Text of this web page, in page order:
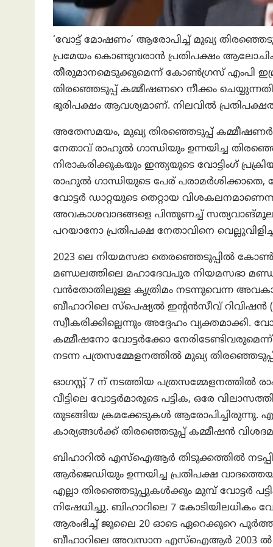
‘വോട്ട് മോഷണം’ ആരോപിച്ച് മുഖ്യ
പ്രമേയം കൊണ്ടുവരാൻ പ്രതിപക്ഷം
തീരുമാനമെടുക്കുമെന്ന് കോൺഗ്രസ് എംപി
തിരഞ്ഞെടുപ്പ് കമ്മീഷണറെ നീക്കം
ഭൂരിപക്ഷം ആവശ്യമാണ്. നിലവിൽ
അതേസമയം, മുഖ്യ തിരഞ്ഞെടുപ്പ്
നേതാവ് രാഹുൽ ഗാന്ധിയും ഉന്നയിച്ച
നിരാകരിക്കുകയും ഇന്ത്യയുടെ വോട്ടിംഗ്
രാഹുൽ ഗാന്ധിയുടെ പേര് പരാമർശിക്കാതെ,
വോട്ടർ ഡാറ്റയുടെ തെറ്റായ
അവകാശവാദങ്ങളെ പിന്തുണച്ച് സത്യവാങ്മൂലം
പറയാനോ പ്രതിപക്ഷ നേതാവിനെ
2023 ലെ നിയമസഭാ തെരഞ്ഞെടുപ്പിൽ
മണ്ഡലത്തിലെ മഹാദേവപുര നിയമസഭാ
വൻതോതിലുള്ള കൃത്രിമം നടന്നുവെന്ന
ബീഹാറിലെ സ്പെഷ്യൽ ഇന്റൻസീവ്
സ്വീകരിക്കില്ലെന്നും അദ്ദേഹം
കമ്മീഷനോ വോട്ടർക്കോ
നടന്ന പത്രസമ്മേളനത്തിൽ മുഖ്യ
ഓഗസ്റ്റ് 7 ന് നടത്തിയ പത്രസമ്മേളനത്തിൽ
വീട്ടിലെ വോട്ടർമാരുടെ പട്ടിക, ഒരേ
തുടങ്ങിയ ക്രമക്കേടുകൾ ആരോപിച്ചിരുന്നു.
കാര്യങ്ങൾക്ക് തിരഞ്ഞെടുപ്പ് കമ്മീഷൻ
ബിഹാറിൽ എസ്‌ഐആർ തിടുക്കത്തിൽ
ആർജെഡിയും ഉന്നയിച്ച പ്രതിപക്ഷ
എല്ലാ തിരഞ്ഞെടുപ്പുകൾക്കും മുമ്പ് വോട്ടർ
നിഷേധിച്ചു. ബിഹാറിലെ 7 കോടിയിലധികം
ആരംഭിച്ച് ജൂലൈ 20 ഓടെ ഏറെക്കുറെ
ബീഹാറിലെ അവസാന എസ്‌ഐആർ 2003